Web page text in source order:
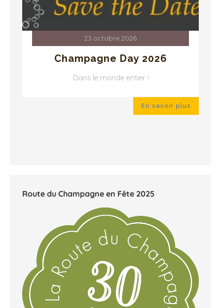
23 octobre 2026
Champagne Day 2026
Dans le monde entier !
En savoir plus
Route du Champagne en Fête 2025